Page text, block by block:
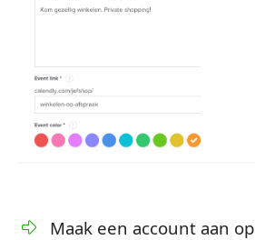
Maak een account aan op